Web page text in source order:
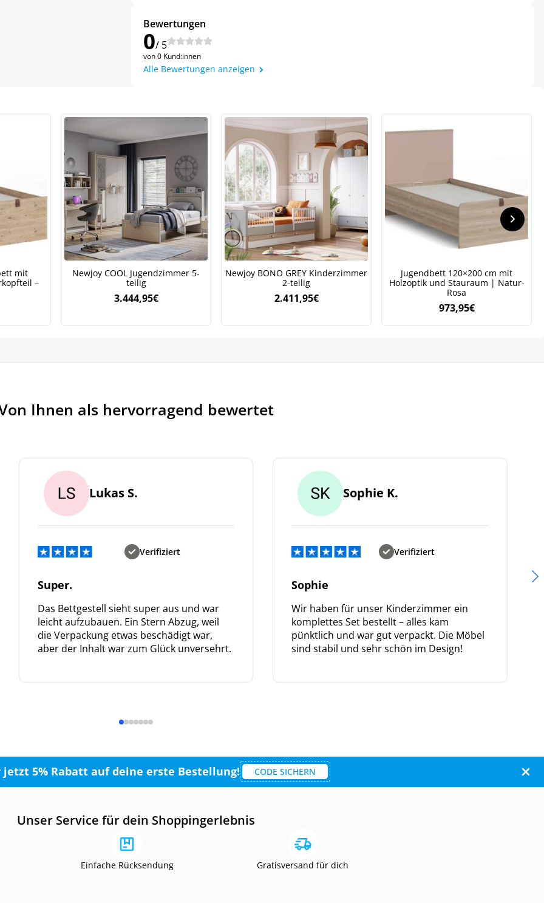
Bewertungen
0/ 5
von 0 Kund:innen
Alle Bewertungen anzeigen
mit
–
Newjoy COOL Jugendzimmer 5-
teilig
3.444,95€
Newjoy BONO GREY Kinderzimmer
2-teilig
2.411,95€
Jugendbett 120×200 cm mit
Holzoptik und Stauraum | Natur-
Rosa
973,95€
Ihnen als hervorragend bewertet
Lukas S.
Verifiziert
Super.
Das Bettgestell sieht super aus und war
leicht aufzubauen. Ein Stern Abzug, weil
die Verpackung etwas beschädigt war,
aber der Inhalt war zum Glück unversehrt.
Sophie K.
Verifiziert
Sophie
Wir haben für unser Kinderzimmer ein
komplettes Set bestellt – alles kam
pünktlich und war gut verpackt. Die Möbel
sind stabil und sehr schön im Design!
jetzt 5% Rabatt auf deine erste Bestellung! CODE SICHERN
Unser Service für dein Shoppingerlebnis
Einfache Rücksendung Gratisversand für dich
auf Ihre erste Bestellung sichern!
Bleiben Sie auf dem Laufenden über Neuigkeiten und Angebote.
Informationen darüber, wie wir Ihre Daten für Marketingkommunikation
Lesen Sie unsere
Datenschutzrichtlinie.